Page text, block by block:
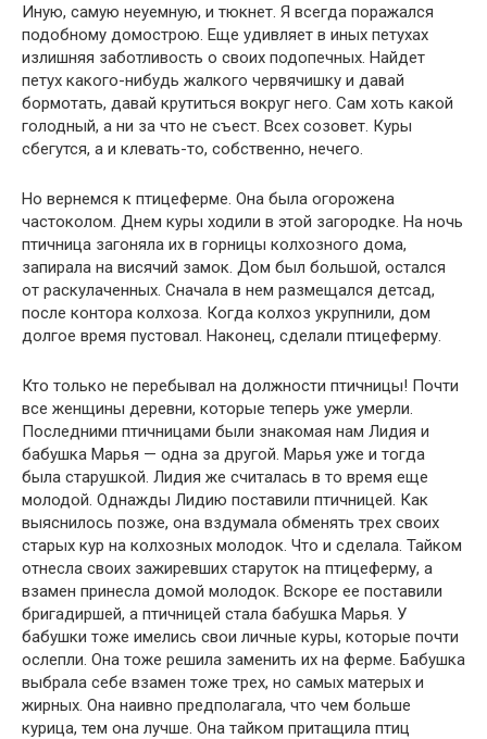
Иную, самую неуемную, и тюкнет. Я всегда поражался
подобному домострою. Еще удивляет в иных петухах
излишняя заботливость о своих подопечных. Найдет
петух какого-нибудь жалкого червячишку и давай
бормотать, давай крутиться вокруг него. Сам хоть какой
голодный, а ни за что не съест. Всех созовет. Куры
сбегутся, а и клевать-то, собственно, нечего.
Но вернемся к птицеферме. Она была огорожена
частоколом. Днем куры ходили в этой загородке. На ночь
птичница загоняла их в горницы колхозного дома,
запирала на висячий замок. Дом был большой, остался
от раскулаченных. Сначала в нем размещался детсад,
после контора колхоза. Когда колхоз укрупнили, дом
долгое время пустовал. Наконец, сделали птицеферму.
Кто только не перебывал на должности птичницы! Почти
все женщины деревни, которые теперь уже умерли.
Последними птичницами были знакомая нам Лидия и
бабушка Марья — одна за другой. Марья уже и тогда
была старушкой. Лидия же считалась в то время еще
молодой. Однажды Лидию поставили птичницей. Как
выяснилось позже, она вздумала обменять трех своих
старых кур на колхозных молодок. Что и сделала. Тайком
отнесла своих зажиревших старуток на птицеферму, а
взамен принесла домой молодок. Вскоре ее поставили
бригадиршей, а птичницей стала бабушка Марья. У
бабушки тоже имелись свои личные куры, которые почти
ослепли. Она тоже решила заменить их на ферме. Бабушка
выбрала себе взамен тоже трех, но самых матерых и
жирных. Она наивно предполагала, что чем больше
курица, тем она лучше. Она тайком притащила птиц